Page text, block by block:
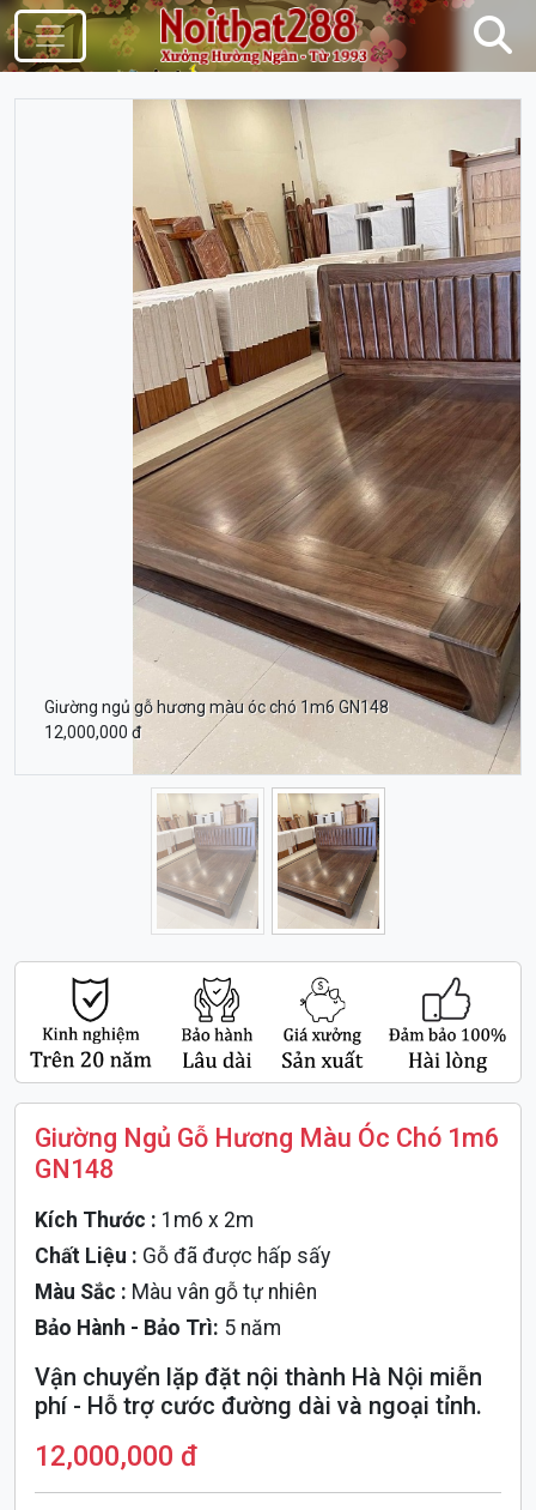
Điều Hướng
Giường ngủ gỗ hương màu óc chó 1m6 GN148
12,000,000 đ
Giường Ngủ Gỗ Hương Màu Óc Chó 1m6
GN148
Kích Thước : 1m6 x 2m
Chất Liệu : Gỗ đã được hấp sấy
Màu Sắc : Màu vân gỗ tự nhiên
Bảo Hành - Bảo Trì: 5 năm
Vận chuyển lặp đặt nội thành Hà Nội miễn
phí - Hỗ trợ cước đường dài và ngoại tỉnh.
12,000,000 đ